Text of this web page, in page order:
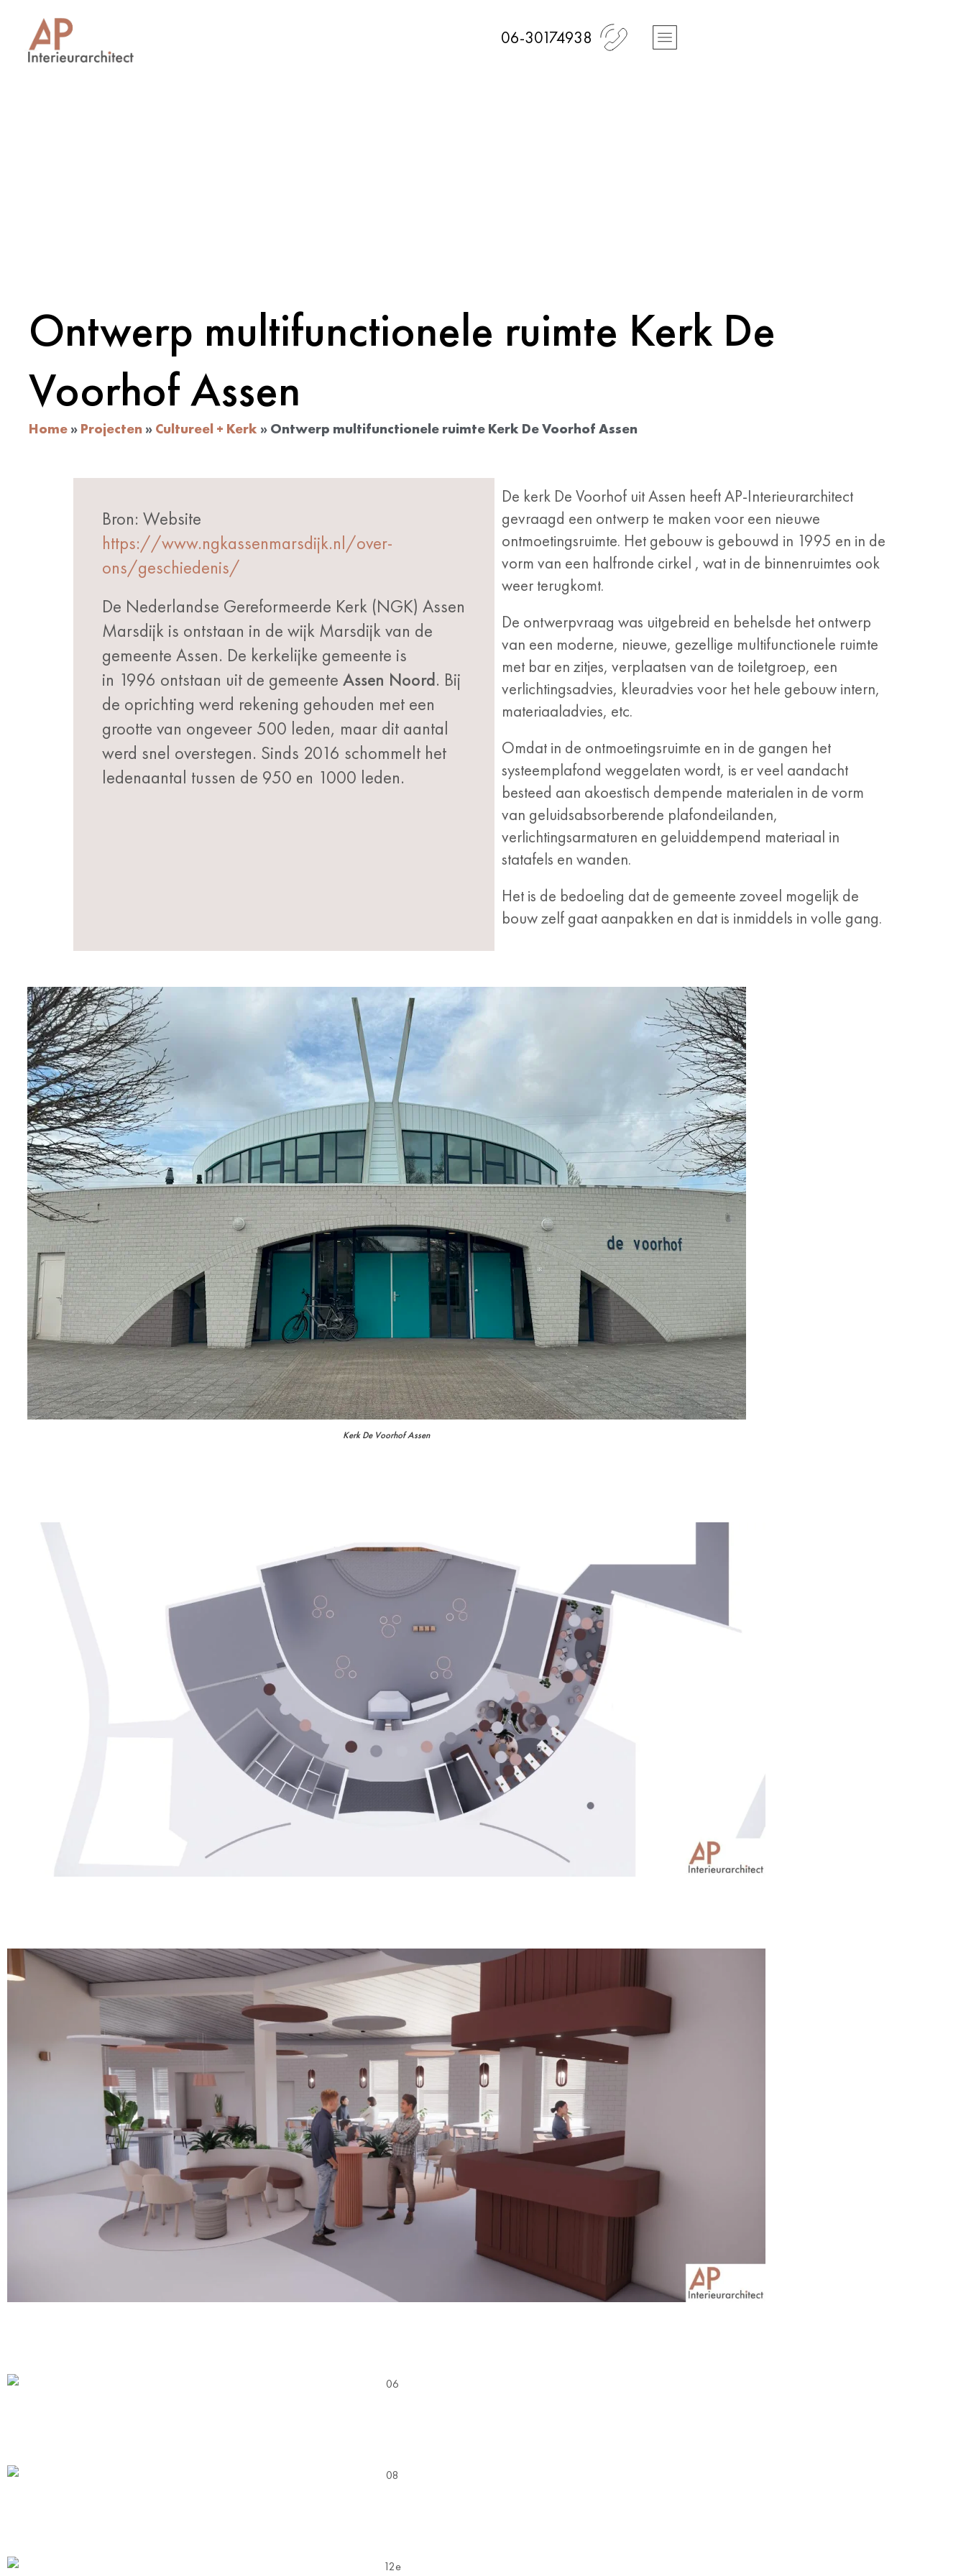
06-30174938
Ontwerp multifunctionele ruimte Kerk De
Voorhof Assen
Home » Projecten » Cultureel + Kerk » Ontwerp multifunctionele ruimte Kerk De Voorhof Assen
Bron: Website
https://www.ngkassenmarsdijk.nl/over-
ons/geschiedenis/
De Nederlandse Gereformeerde Kerk (NGK) Assen
Marsdijk is ontstaan in de wijk Marsdijk van de
gemeente Assen. De kerkelijke gemeente is
in 1996 ontstaan uit de gemeente Assen Noord. Bij
de oprichting werd rekening gehouden met een
grootte van ongeveer 500 leden, maar dit aantal
werd snel overstegen. Sinds 2016 schommelt het
ledenaantal tussen de 950 en 1000 leden.
De kerk De Voorhof uit Assen heeft AP-Interieurarchitect
gevraagd een ontwerp te maken voor een nieuwe
ontmoetingsruimte. Het gebouw is gebouwd in 1995 en in de
vorm van een halfronde cirkel , wat in de binnenruimtes ook
weer terugkomt.
De ontwerpvraag was uitgebreid en behelsde het ontwerp
van een moderne, nieuwe, gezellige multifunctionele ruimte
met bar en zitjes, verplaatsen van de toiletgroep, een
verlichtingsadvies, kleuradvies voor het hele gebouw intern,
materiaaladvies, etc.
Omdat in de ontmoetingsruimte en in de gangen het
systeemplafond weggelaten wordt, is er veel aandacht
besteed aan akoestisch dempende materialen in de vorm
van geluidsabsorberende plafondeilanden,
verlichtingsarmaturen en geluiddempend materiaal in
statafels en wanden.
Het is de bedoeling dat de gemeente zoveel mogelijk de
bouw zelf gaat aanpakken en dat is inmiddels in volle gang.
Kerk De Voorhof Assen